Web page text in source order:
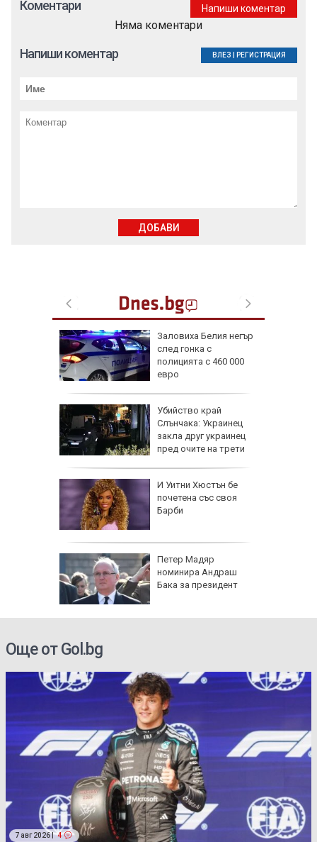
Заловиха Белия негър
след гонка с
полицията с 460 000
евро
Убийство край
Слънчака: Украинец
закла друг украинец
пред очите на трети
И Уитни Хюстън бе
почетена със своя
Барби
Петер Мадяр
номинира Андраш
Бака за президент
Коментари Напиши коментар
Няма коментари
Напиши коментар ВЛЕЗ РЕГИСТРАЦИЯ
ДОБАВИ
Още от Gol.bg
7 авг 2026 | 4